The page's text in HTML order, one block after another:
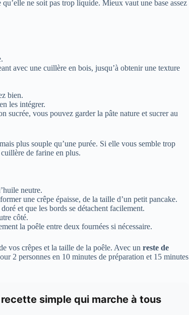
ne soit pas trop liquide. Mieux vaut une base assez
avec une cuillère en bois, jusqu’à obtenir une texture
bien.
les intégrer.
sucrée, vous pouvez garder la pâte nature et sucrer au
plus souple qu’une purée. Si elle vous semble trop
de farine en plus.
neutre.
une crêpe épaisse, de la taille d’un petit pancake.
et que les bords se détachent facilement.
côté.
la poêle entre deux fournées si nécessaire.
vos crêpes et la taille de la poêle. Avec un reste de
2 personnes en 10 minutes de préparation et 15 minutes
simple qui marche à tous